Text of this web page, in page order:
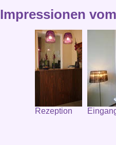
Impressionen
Rezeption